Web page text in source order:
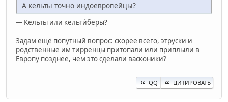
А кельты точно индоевропейцы?
— Кельты или кельти́беры?
Задам ещё попутный вопрос: скорее всего, этруски и
родственные им тирренцы притопали или приплыли в
Европу позднее, чем это сделали васконики?
QQ ЦИТИРОВАТЬ